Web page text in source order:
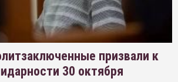
призвали к
30 октября